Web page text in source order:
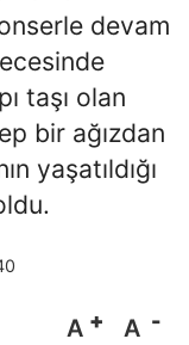
devam
taşı olan
bir ağızdan
yaşatıldığı
A A